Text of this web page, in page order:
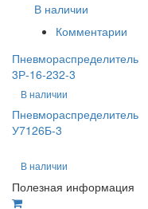
В наличии
Комментарии
Пневмораспределитель
3Р-16-232-3
В наличии
Пневмораспределитель
У7126Б-3
В наличии
Полезная информация